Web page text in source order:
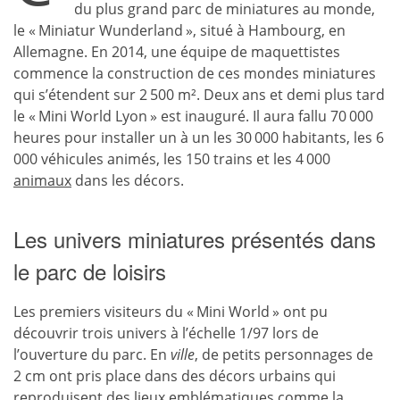
du plus grand parc de miniatures au monde,
le « Miniatur Wunderland », situé à Hambourg, en
Allemagne. En 2014, une équipe de maquettistes
commence la construction de ces mondes miniatures
qui s’étendent sur 2 500 m². Deux ans et demi plus tard
le « Mini World Lyon » est inauguré. Il aura fallu 70 000
heures pour installer un à un les 30 000 habitants, les 6
000 véhicules animés, les 150 trains et les 4 000
animaux dans les décors.
Les univers miniatures présentés dans
le parc de loisirs
Les premiers visiteurs du « Mini World » ont pu
découvrir trois univers à l’échelle 1/97 lors de
l’ouverture du parc. En ville, de petits personnages de
2 cm ont pris place dans des décors urbains qui